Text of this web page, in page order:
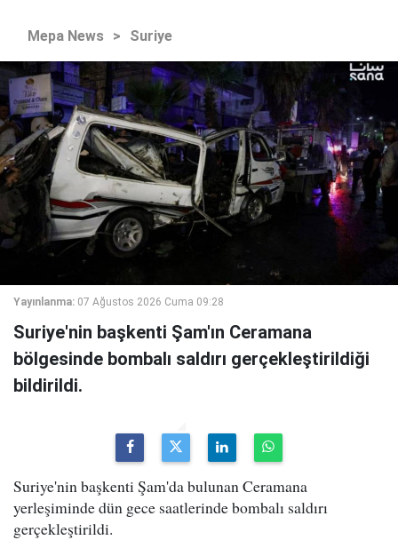
Mepa News > Suriye
Yayınlanma: 07 Ağustos 2026 Cuma 09:28
Suriye'nin başkenti Şam'ın Ceramana
bölgesinde bombalı saldırı gerçekleştirildiği
bildirildi.
Suriye'nin başkenti Şam'da bulunan Ceramana
yerleşiminde dün gece saatlerinde bombalı saldırı
gerçekleştirildi.